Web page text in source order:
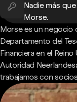
Nadie más
Morse.
Morse es un negocio
Departamento del
Financiera en el
Autoridad
trabajamos con